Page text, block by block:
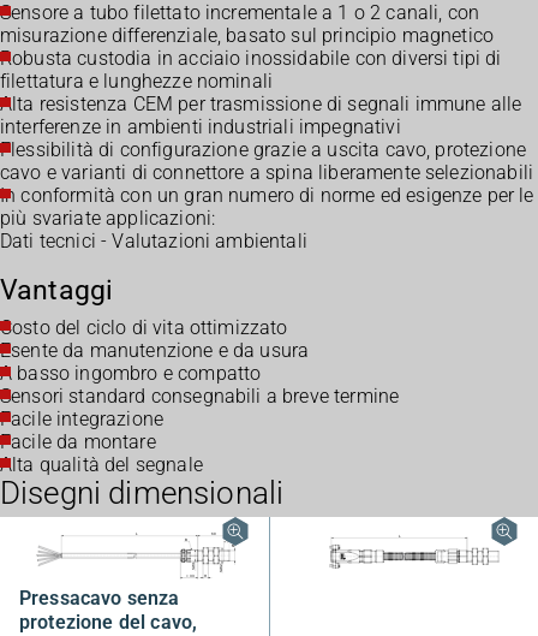
Sensore a tubo filettato incrementale a 1 o 2 canali, con
misurazione differenziale, basato sul principio magnetico
Robusta custodia in acciaio inossidabile con diversi tipi di
filettatura e lunghezze nominali
Alta resistenza CEM per trasmissione di segnali immune alle
interferenze in ambienti industriali impegnativi
Flessibilità di configurazione grazie a uscita cavo, protezione
cavo e varianti di connettore a spina liberamente selezionabili
In conformità con un gran numero di norme ed esigenze per le
più svariate applicazioni:
Dati tecnici - Valutazioni ambientali
Vantaggi
Costo del ciclo di vita ottimizzato
Esente da manutenzione e da usura
A basso ingombro e compatto
Sensori standard consegnabili a breve termine
Facile integrazione
Facile da montare
Alta qualità del segnale
Disegni dimensionali
Pressacavo senza
protezione del cavo,